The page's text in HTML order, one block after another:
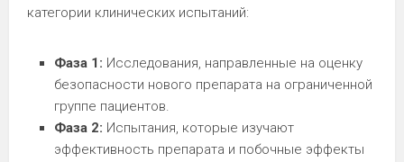
категории клинических испытаний:
Фаза 1: Исследования, направленные на оценку
безопасности нового препарата на ограниченной
группе пациентов.
Фаза 2: Испытания, которые изучают
эффективность препарата и побочные эффекты